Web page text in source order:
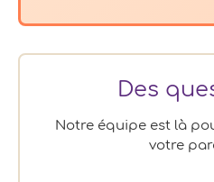
Des
Notre équipe est là
votre